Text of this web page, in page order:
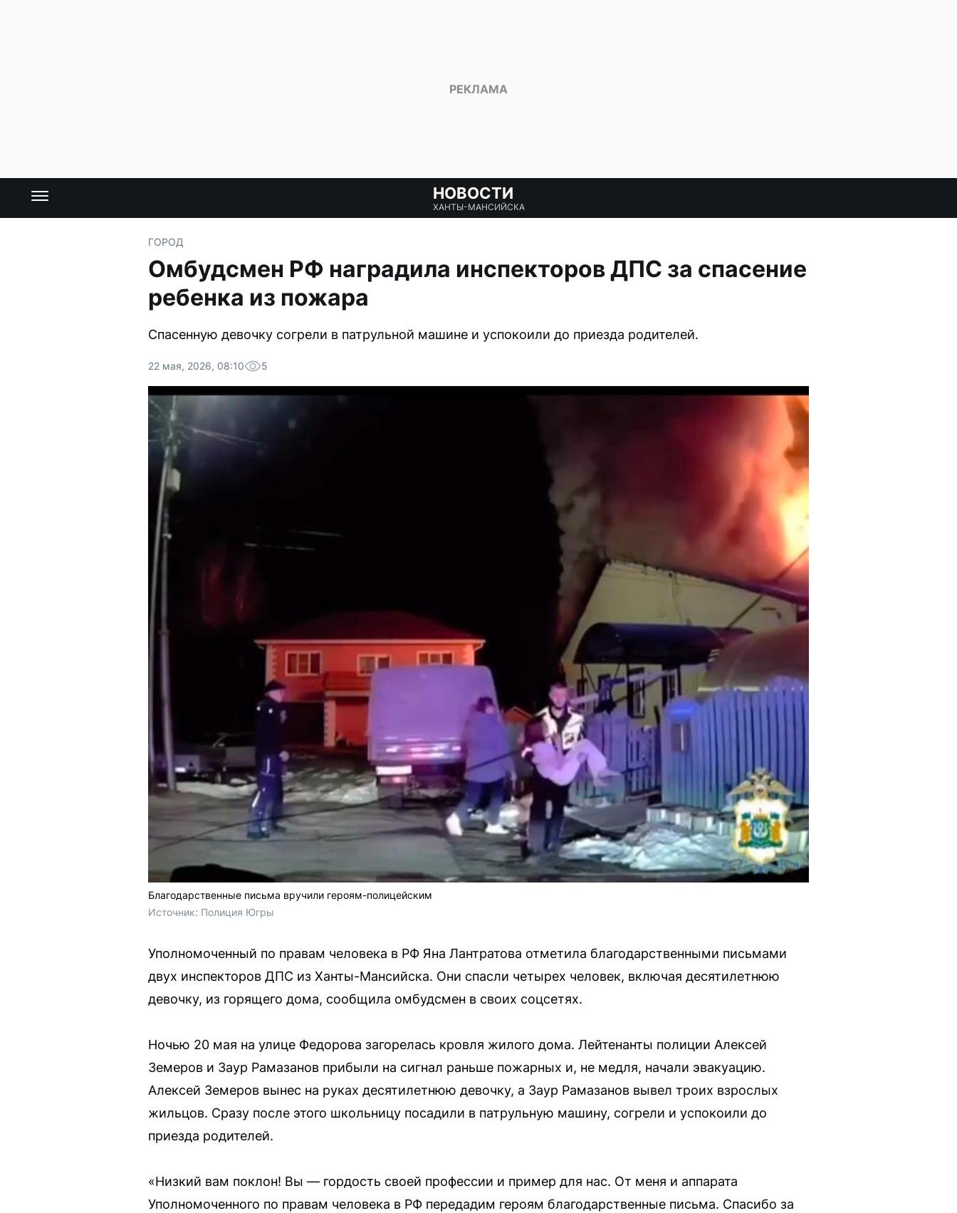
НОВОСТИ
ХАНТЫ-МАНСИЙСКА
ГОРОД
Омбудсмен РФ наградила инспекторов ДПС за спасение
ребенка из пожара
Спасенную девочку согрели в патрульной машине и успокоили до приезда родителей.
22 мая, 2026, 08:10 5
Благодарственные письма вручили героям-полицейским
Источник: Полиция Югры
Уполномоченный по правам человека в РФ Яна Лантратова отметила благодарственными письмами
двух инспекторов ДПС из Ханты-Мансийска. Они спасли четырех человек, включая десятилетнюю
девочку, из горящего дома, сообщила омбудсмен в своих соцсетях.
Ночью 20 мая на улице Федорова загорелась кровля жилого дома. Лейтенанты полиции Алексей
Земеров и Заур Рамазанов прибыли на сигнал раньше пожарных и, не медля, начали эвакуацию.
Алексей Земеров вынес на руках десятилетнюю девочку, а Заур Рамазанов вывел троих взрослых
жильцов. Сразу после этого школьницу посадили в патрульную машину, согрели и успокоили до
приезда родителей.
«Низкий вам поклон! Вы — гордость своей профессии и пример для нас. От меня и аппарата
Уполномоченного по правам человека в РФ передадим героям благодарственные письма. Спасибо за